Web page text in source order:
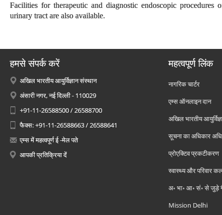
Facilities for therapeutic and diagnostic endoscopic procedures
urinary tract are also available.
हमसे संपर्क करें
अखिल भारतीय आयुर्विज्ञान संस्थान
अंसारी नगर, नई दिल्ली - 110029
+91-11-26588500 / 26588700
फैक्स: +91-11-26588663 / 26588641
एम्स में महत्वपूर्ण ई -मेल पते
आपकी प्रतिक्रिया दें
महत्वपूर्ण लिंक
नागरिक चार्टर
एम्स ऑनलाइन दान
अखिल भारतीय
सूचना का अधिकार
प्रोएक्टिव प्रकटीकरण
स्वास्थ्य और परिवार
अ॰ भा॰ आ॰ सं॰ से जुड़े
Mission Delhi